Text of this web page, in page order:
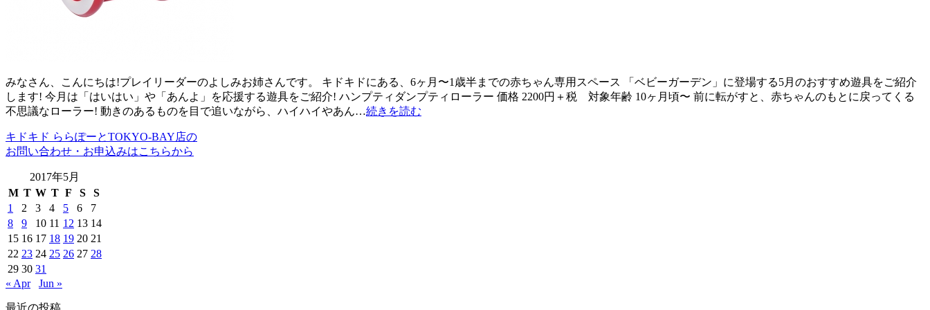
みなさん、こんにちは!プレイリーダーのよしみお姉さんです。 キドキドにある、6ヶ月〜1歳半までの赤ちゃん専用スペース 「ベビーガーデン」に登場する5月のおすすめ遊具をご紹介
します! 今月は「はいはい」や「あんよ」を応援する遊具をご紹介! ハンプティダンプティローラー 価格 2200円＋税 対象年齢 10ヶ月頃〜 前に転がすと、赤ちゃんのもとに戻ってくる
不思議なローラー! 動きのあるものを目で追いながら、ハイハイやあん…続きを読む
キドキド ららぽーとTOKYO-BAY店の
お問い合わせ・お申込みはこちらから
2017年5月
M T W T F S
S
1
2 3 4 5 6
7
8
9 10 11 12 13 14
15 16 17 18 19 20 21
22 23 24 25 26 27 28
29 30 31
« Apr
Jun »
最近の投稿